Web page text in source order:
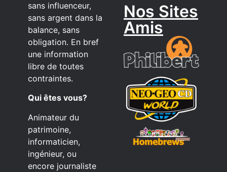
sans influenceur,
sans argent dans la
balance, sans
obligation. En bref
une information
libre de toutes
contraintes.
Qui êtes vous?
Animateur du
patrimoine,
informaticien,
ingénieur, ou
encore journaliste
Nos Sites
Amis